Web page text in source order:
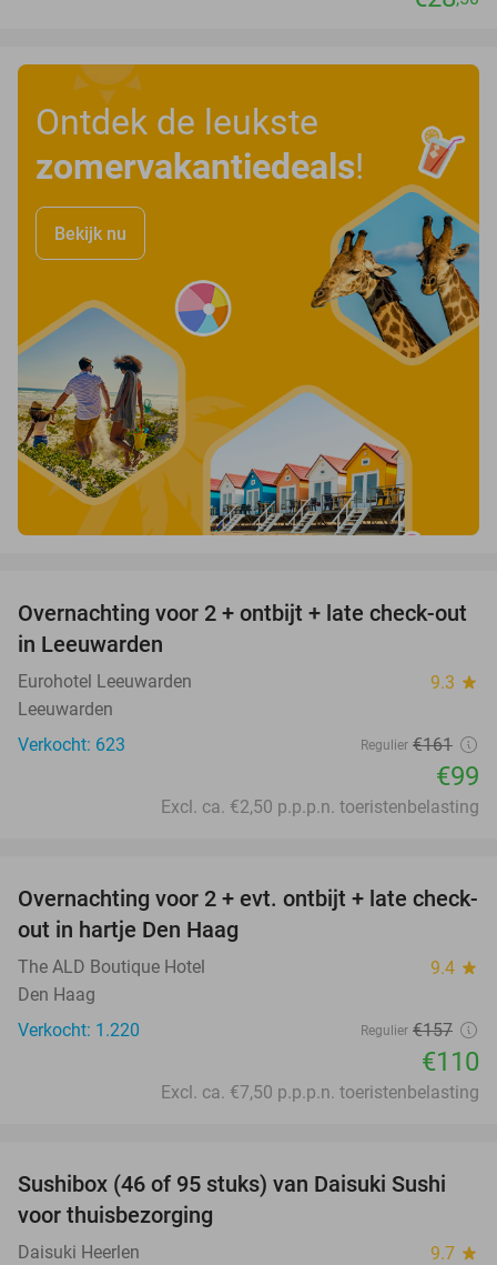
Ontdek de leukste
zomervakantiedeals!
Bekijk nu
39%
Overnachting voor 2 + ontbijt + late check-out
in Leeuwarden
Eurohotel Leeuwarden 9.3 star
Leeuwarden
Verkocht: 623
Regulier €161
€99
Excl. ca. €2,50 p.p.p.n. toeristenbelasting
30%
Overnachting voor 2 + evt. ontbijt + late check-
out in hartje Den Haag
The ALD Boutique Hotel 9.4 star
Den Haag
Verkocht: 1.220
Regulier €157
€110
Excl. ca. €7,50 p.p.p.n. toeristenbelasting
46%
Sushibox (46 of 95 stuks) van Daisuki Sushi
voor thuisbezorging
Daisuki Heerlen 9.7 star